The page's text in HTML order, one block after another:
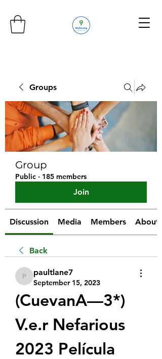
Groups
Group
Public · 185 members
Join
Discussion Media Members About
Back
paultlane7
paultlane7
September 15, 2023
(CuevanA—3*)
V.e.r Nefarious
2023 Película